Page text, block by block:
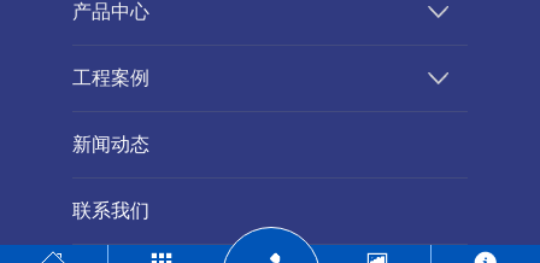
产品中心
工程案例
新闻动态
联系我们